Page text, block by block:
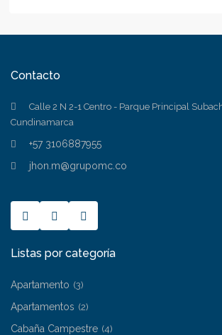
Contacto
Calle 2 N 2-1 Centro - Parque Principal
Cundinamarca
+57 3106887955
jhon.m@grupomc.co
Listas por categoría
Apartamento (3)
Apartamentos (2)
Cabaña Campestre (4)